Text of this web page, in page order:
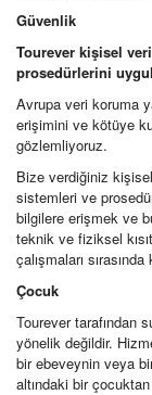
Güvenlik
Tourever kişisel
prosedürlerini
Avrupa veri koruma
erişimini ve kötüye
gözlemliyoruz.
Bize verdiğiniz
sistemleri ve
bilgilere erişmek ve
teknik ve fiziksel
çalışmaları
Çocuk
Tourever tarafından
yönelik değildir.
bir ebeveynin veya
altındaki bir çocuktan